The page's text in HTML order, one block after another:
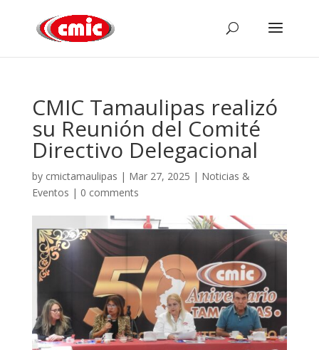
CMIC Tamaulipas realizó
su Reunión del Comité
Directivo Delegacional
by cmictamaulipas | Mar 27, 2025 | Noticias &
Eventos | 0 comments